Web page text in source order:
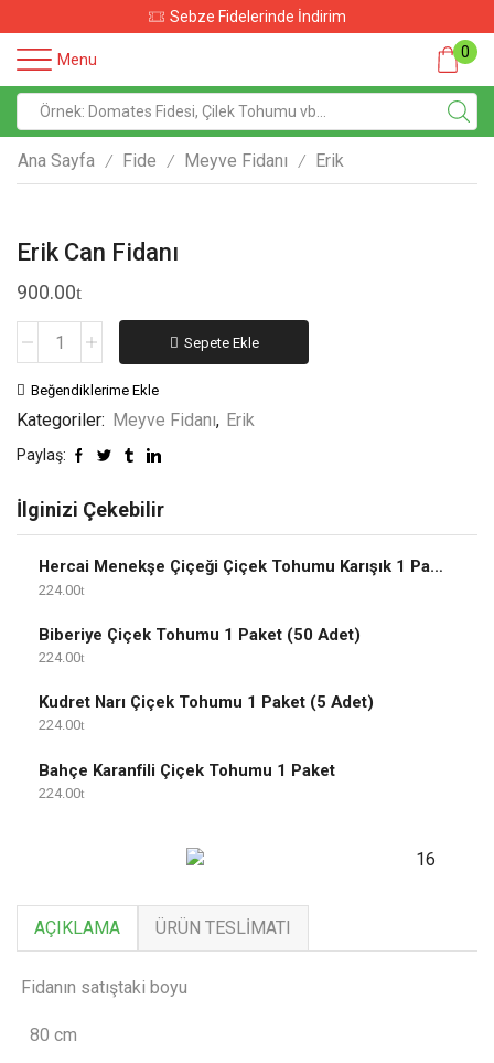
Sebze Fidelerinde İndirim
Menu 0
Ana Sayfa / Fide / Meyve Fidanı / Erik
Erik Can Fidanı
900.00
Sepete Ekle
Beğendiklerime Ekle
Kategoriler: Meyve Fidanı, Erik
Paylaş:
İlginizi Çekebilir
Hercai Menekşe Çiçeği Çiçek Tohumu Karışık 1 Paket
224.00
Biberiye Çiçek Tohumu 1 Paket (50 Adet)
224.00
Kudret Narı Çiçek Tohumu 1 Paket (5 Adet)
224.00
Bahçe Karanfili Çiçek Tohumu 1 Paket
224.00
AÇIKLAMA ÜRÜN TESLIMATI
Fidanın satıştaki boyu
80 cm